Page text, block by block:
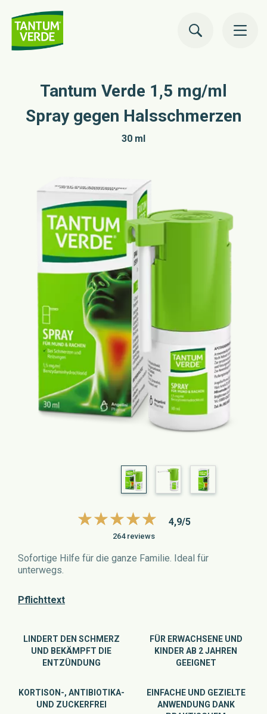
Ratgeber Gesundheit
Unsere Produkte
Über uns
Expertenportal
Tantum Verde 1,5 mg/ml
Spray gegen Halsschmerzen
30 ml
4,9/5
264 reviews
Sofortige Hilfe für die ganze Familie. Ideal für
unterwegs.
Pflichttext
LINDERT DEN SCHMERZ
UND BEKÄMPFT DIE
ENTZÜNDUNG
FÜR ERWACHSENE UND
KINDER AB 2 JAHREN
GEEIGNET
KORTISON-, ANTIBIOTIKA-
UND ZUCKERFREI
EINFACHE UND GEZIELTE
ANWENDUNG DANK